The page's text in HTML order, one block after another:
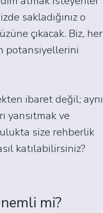
sakladığınız o
çıkacak. Biz, her
potansiyellerini
ibaret değil; aynı
yansıtmak ve
size rehberlik
katılabilirsiniz?
mi?